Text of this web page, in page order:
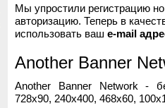
Мы упростили регистрацию
авторизацию. Теперь в
использовать ваш e-mail
Another Banner
Another Banner Network -
728x90, 240x400, 468x60,